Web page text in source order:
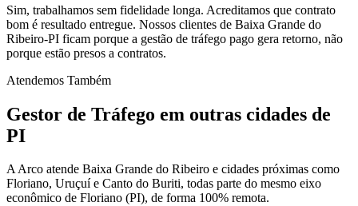
Sim, trabalhamos sem fidelidade longa. Acreditamos que contrato
bom é resultado entregue. Nossos clientes de Baixa Grande do
Ribeiro-PI ficam porque a gestão de tráfego pago gera retorno, não
porque estão presos a contratos.
Atendemos Também
Gestor de Tráfego em outras cidades de
PI
A Arco atende Baixa Grande do Ribeiro e cidades próximas como
Floriano, Uruçuí e Canto do Buriti, todas parte do mesmo eixo
econômico de Floriano (PI), de forma 100% remota.